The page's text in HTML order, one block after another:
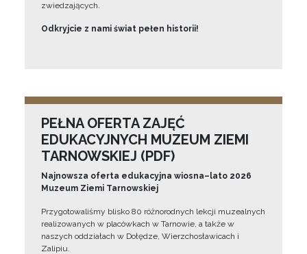
zwiedzających.
Odkryjcie z nami świat pełen historii!
PEŁNA OFERTA ZAJĘĆ
EDUKACYJNYCH MUZEUM ZIEMI
TARNOWSKIEJ (PDF)
Najnowsza oferta edukacyjna wiosna–lato 2026
Muzeum Ziemi Tarnowskiej
Przygotowaliśmy blisko 80 różnorodnych lekcji muzealnych
realizowanych w placówkach w Tarnowie, a także w
naszych oddziałach w Dołędze, Wierzchosławicach i
Zalipiu.